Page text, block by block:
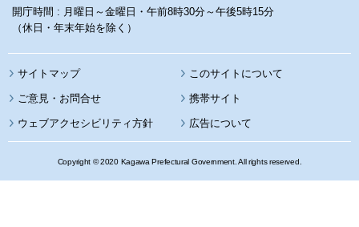
開庁時間 : 月曜日～金曜日・午前8時30分～午後5時15分
（休日・年末年始を除く）
サイトマップ このサイトについて
携帯サイト
ウェブアクセシビリティ方針 広告について
Copyright © 2020 Kagawa Prefectural Government. All rights reserved.